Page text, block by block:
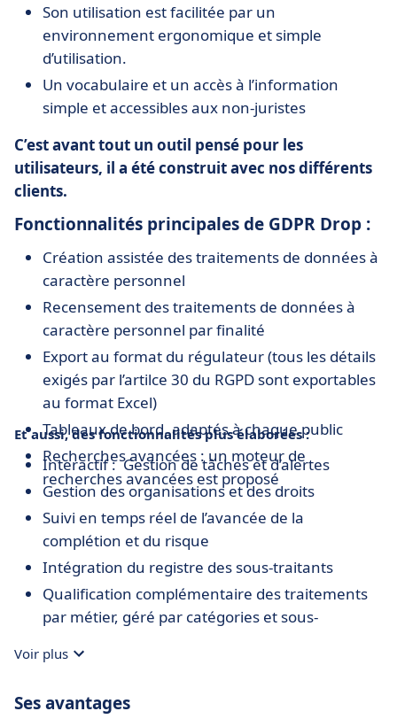
Son utilisation est facilitée par un
environnement ergonomique et simple
d’utilisation.
Un vocabulaire et un accès à l’information
simple et accessibles aux non-juristes
C’est avant tout un outil pensé pour les
utilisateurs, il a été construit avec nos différents
clients.
Fonctionnalités principales de GDPR Drop :
Création assistée des traitements de données à
caractère personnel
Recensement des traitements de données à
caractère personnel par finalité
Export au format du régulateur (tous les détails
exigés par l’artilce 30 du RGPD sont exportables
au format Excel)
Tableaux de bord, adaptés à chaque public
Recherches avancées : un moteur de
recherches avancées est proposé
Et aussi, des fonctionnalités plus élaborées :
Interactif : Gestion de tâches et d’alertes
Gestion des organisations et des droits
Suivi en temps réel de l’avancée de la
complétion et du risque
Intégration du registre des sous-traitants
Qualification complémentaire des traitements
par métier, géré par catégories et sous-
Voir plus
Ses avantages